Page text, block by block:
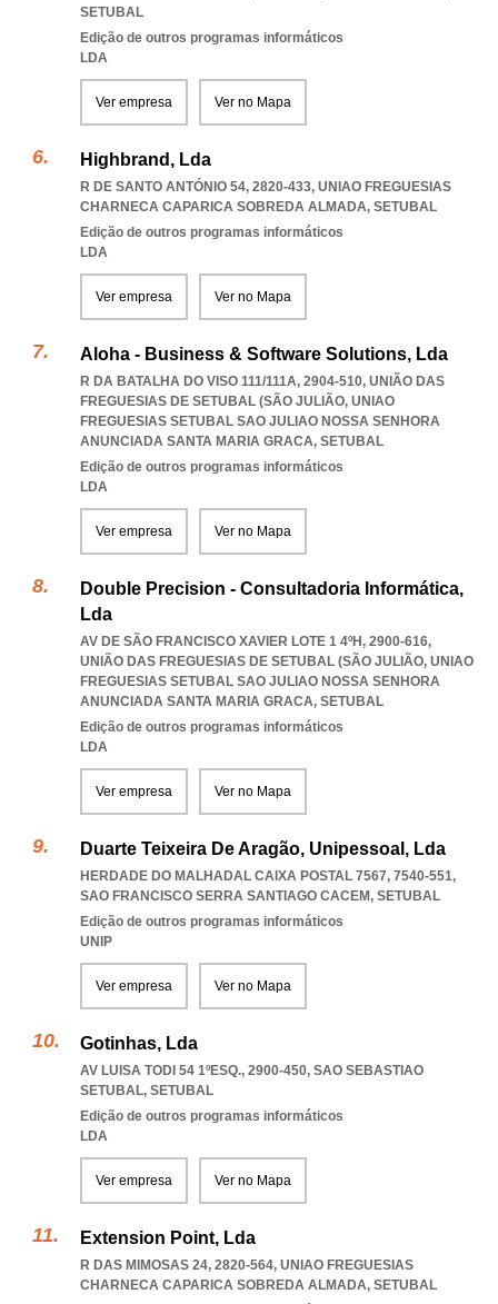
SETUBAL
Edição de outros programas informáticos
LDA
Ver empresa Ver no Mapa
Highbrand, Lda
R DE SANTO ANTÓNIO 54, 2820-433, UNIAO FREGUESIAS
CHARNECA CAPARICA SOBREDA ALMADA, SETUBAL
Edição de outros programas informáticos
LDA
Ver empresa Ver no Mapa
Aloha - Business & Software Solutions, Lda
R DA BATALHA DO VISO 111/111A, 2904-510, UNIÃO DAS
FREGUESIAS DE SETUBAL (SÃO JULIÃO, UNIAO
FREGUESIAS SETUBAL SAO JULIAO NOSSA SENHORA
ANUNCIADA SANTA MARIA GRACA, SETUBAL
Edição de outros programas informáticos
LDA
Ver empresa Ver no Mapa
Double Precision - Consultadoria Informática,
Lda
AV DE SÃO FRANCISCO XAVIER LOTE 1 4ºH, 2900-616,
UNIÃO DAS FREGUESIAS DE SETUBAL (SÃO JULIÃO, UNIAO
FREGUESIAS SETUBAL SAO JULIAO NOSSA SENHORA
ANUNCIADA SANTA MARIA GRACA, SETUBAL
Edição de outros programas informáticos
LDA
Ver empresa Ver no Mapa
Duarte Teixeira De Aragão, Unipessoal, Lda
HERDADE DO MALHADAL CAIXA POSTAL 7567, 7540-551,
SAO FRANCISCO SERRA SANTIAGO CACEM, SETUBAL
Edição de outros programas informáticos
UNIP
Ver empresa Ver no Mapa
Gotinhas, Lda
AV LUISA TODI 54 1ºESQ., 2900-450, SAO SEBASTIAO
SETUBAL, SETUBAL
Edição de outros programas informáticos
LDA
Ver empresa Ver no Mapa
Extension Point, Lda
R DAS MIMOSAS 24, 2820-564, UNIAO FREGUESIAS
CHARNECA CAPARICA SOBREDA ALMADA, SETUBAL